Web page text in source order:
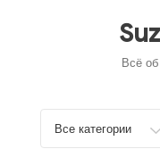
Всё
Искать